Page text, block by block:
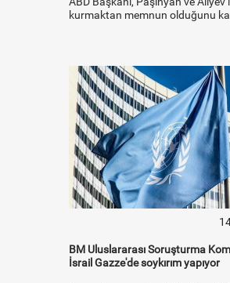
kurmaktan memnun olduğunu
BM Uluslararası Soruşturma
İsrail Gazze'de soykırım yapıyor